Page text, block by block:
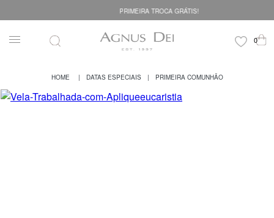
PRIMEIRA TROCA GRÁTIS!
DATAS ESPECIAIS PRIMEIRA COMUNHÃO